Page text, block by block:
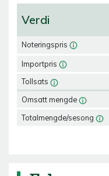
Verdi
Noteringspris
Importpris
Tollsats
Omsatt mengde
Totalmengde/sesong